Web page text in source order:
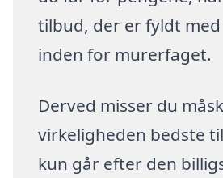
tilbud, der er fyldt
inden for murerfaget.
Derved misser du
virkeligheden bedste
kun går efter den